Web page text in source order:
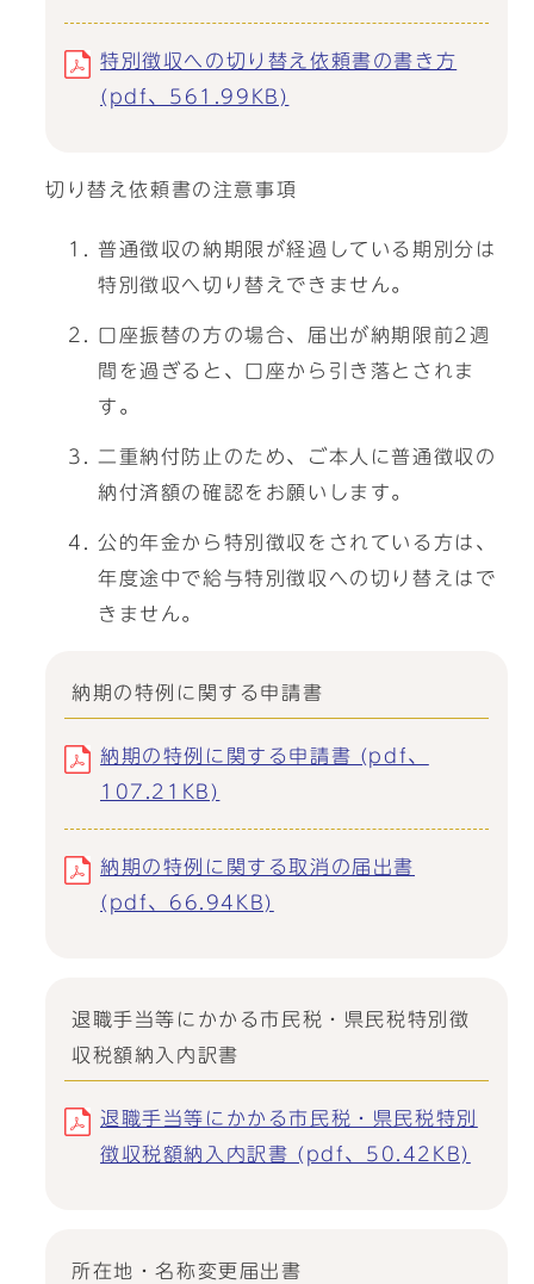
特別徴収への切り替え依頼書の書き方
(pdf、561.99KB)
切り替え依頼書の注意事項
普通徴収の納期限が経過している期別分は
特別徴収へ切り替えできません。
口座振替の方の場合、届出が納期限前2週
間を過ぎると、口座から引き落とされま
す。
二重納付防止のため、ご本人に普通徴収の
納付済額の確認をお願いします。
公的年金から特別徴収をされている方は、
年度途中で給与特別徴収への切り替えはで
きません。
納期の特例に関する申請書
納期の特例に関する申請書 (pdf、
107.21KB)
納期の特例に関する取消の届出書
(pdf、66.94KB)
退職手当等にかかる市民税・県民税特別徴
収税額納入内訳書
退職手当等にかかる市民税・県民税特別
徴収税額納入内訳書 (pdf、50.42KB)
所在地・名称変更届出書